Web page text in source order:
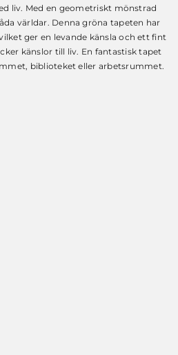
priset
var:
599 SEK.
priset
är:
199 SEK.
liv. Med en geometriskt mönstrad
världar. Denna gröna tapeten har
ger en levande känsla och ett fint
känslor till liv. En fantastisk tapet
biblioteket eller arbetsrummet.